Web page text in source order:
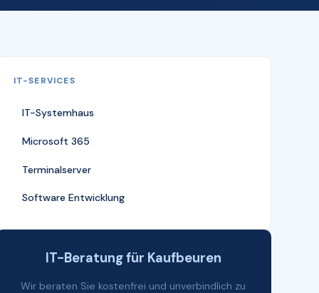
IT-SERVICES
IT-Systemhaus
Microsoft 365
Terminalserver
Software Entwicklung
IT-Beratung für Kaufbeuren
Wir beraten Sie kostenfrei und unverbindlich zu